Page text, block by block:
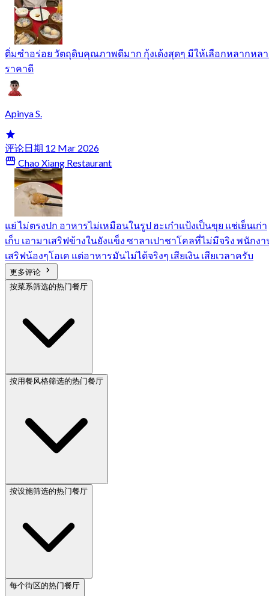
ติ่มซำอร่อย วัตถุดิบคุณภาพดีมาก กุ้งเด้งสุดๆ มีให้เลือกหลากหล
ราคาดี
Apinya S.
评论日期 12 Mar 2026
Chao Xiang Restaurant
แย่ ไม่ตรงปก อาหารไม่เหมือนในรูป ฮะเก๋าแป้งเป็นขุย แช่เย็นเก่า
เก็บ เอามาเสริฟข้างในยังแข็ง ซาลาเปาชาโคลที่ไม่มีจริง พนักงา
เสริฟน้องๆโอเค แต่อาหารมันไม่ได้จริงๆ เสียเงิน เสียเวลาครับ
更多评论
按菜系筛选的热门餐厅
按用餐风格筛选的热门餐厅
按设施筛选的热门餐厅
每个街区的热门餐厅